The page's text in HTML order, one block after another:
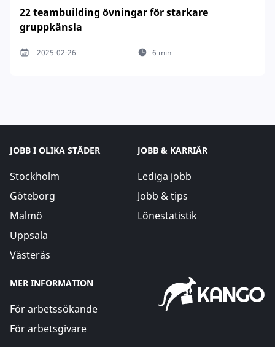
22 teambuilding övningar för starkare
gruppkänsla
2025-02-26 6 min
JOBB I OLIKA STÄDER
Stockholm
Göteborg
Malmö
Uppsala
Västerås
JOBB & KARRIÄR
Lediga jobb
Jobb & tips
Lönestatistik
MER INFORMATION
För arbetssökande
För arbetsgivare